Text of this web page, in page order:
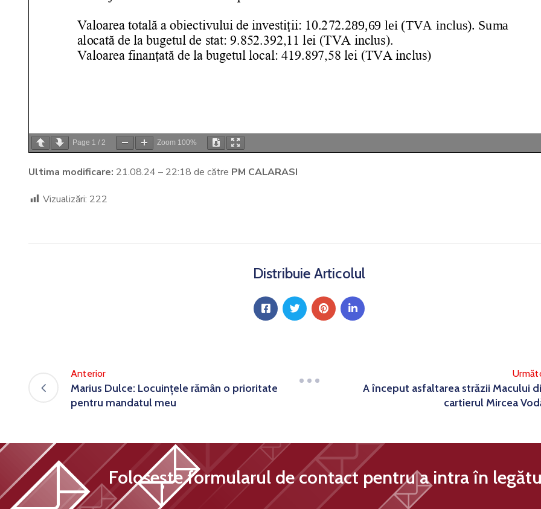
Page 1 / 2 Zoom 100%
Ultima modificare: 21.08.24 – 22:18 de către PM CALARASI
Vizualizări: 222
Distribuie Articolul
Anterior
Marius Dulce: Locuințele rămân o prioritate
pentru mandatul meu
A început asfaltarea străzii Macului
cartierul Mircea
Folosește formularul de contact pentru a intra în